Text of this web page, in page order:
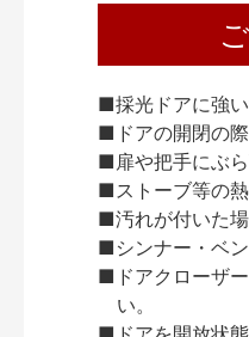
■採光ドアに強い
■ドアの開閉の際
■扉や把手にぶら
■ストーブ等の熱
■汚れが付いた
■シンナー・ベ
■ドアクローザ
い。